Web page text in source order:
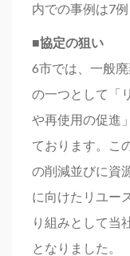
内での事例は7例
■協定の狙い
6市では、一般
の一つとして「
や再使用の促進
ております。こ
の削減並びに資
に向けたリユー
り組みとして当
となりました。